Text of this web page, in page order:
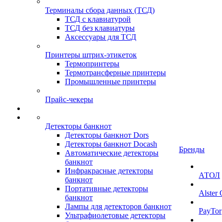
Терминалы сбора данных (ТСД)
ТСД с клавиатурой
ТСД без клавиатуры
Аксессуары для ТСД
Принтеры штрих-этикеток
Термопринтеры
Термотрансферные принтеры
Промышленные принтеры
Прайс-чекеры
Детекторы банкнот
Детекторы банкнот Dors
Детекторы банкнот Docash
Автоматические детекторы
банкнот
Инфракрасные детекторы
банкнот
Портативные детекторы
банкнот
Лампы для детекторов банкнот
Ультрафиолетовые детекторы
Бренды
АТОЛ
Alster
PayTor